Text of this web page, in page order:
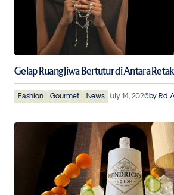
Gelap Ruang Jiwa Bertutur di Antara
Fashion Gourmet News July 14, 2026by Rd.